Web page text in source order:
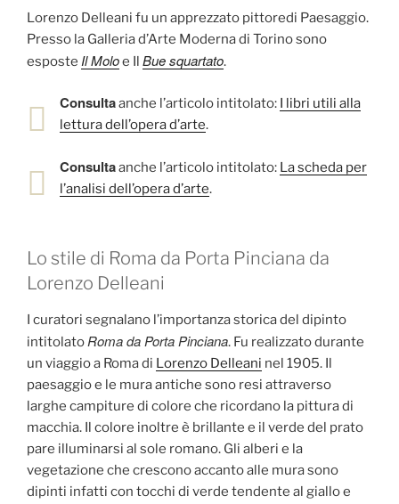
Lorenzo Delleani fu un apprezzato pittoredi Paesaggio.
Presso la Galleria d’Arte Moderna di Torino sono
esposte Il Moloe Il Bue squartato.
Consultaanche l’articolo intitolato:
I libri utili alla
lettura dell’opera d’arte.
Consultaanche l’articolo intitolato: La scheda per
l’analisi dell’opera d’arte.
Lo stile di Roma da Porta Pinciana da
Lorenzo Delleani
I curatori segnalano l’importanza storica del dipinto
intitolatoRoma da Porta Pinciana. Fu realizzato durante
un viaggio a Roma di Lorenzo Delleani nel 1905. Il
paesaggio e le mura antiche sono resi attraverso
larghe campiture di colore che ricordano la pittura di
macchia. Il colore inoltre è brillante e il verde del prato
pare illuminarsi al sole romano. Gli alberi e la
vegetazione che crescono accanto alle mura sono
dipinti infatti con tocchi di verde tendente al giallo e